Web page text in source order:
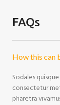
FAQs
How this can
Sodales
consectetur
pharetra